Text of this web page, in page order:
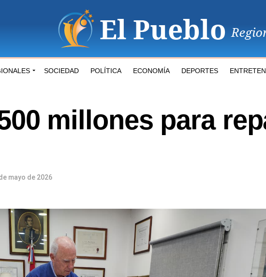
SOCIEDAD POLÍTICA ECONOMÍA DEPORTES
millones para
mayo de 2026